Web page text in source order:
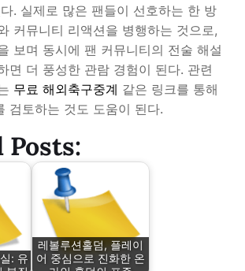
. 실제로 많은 팬들이 선호하는 한 방
커뮤니티 리액션을 병행하는 것으로,
보며 동시에 팬 커뮤니티의 전술 해설
면 더 풍성한 관람 경험이 된다. 관련
무료 해외축구중계 같은 링크를 통해
검토하는 것도 도움이 된다.
Posts:
: 유
레볼루션홀덤, 플레이
어 중심으로 진화한 온